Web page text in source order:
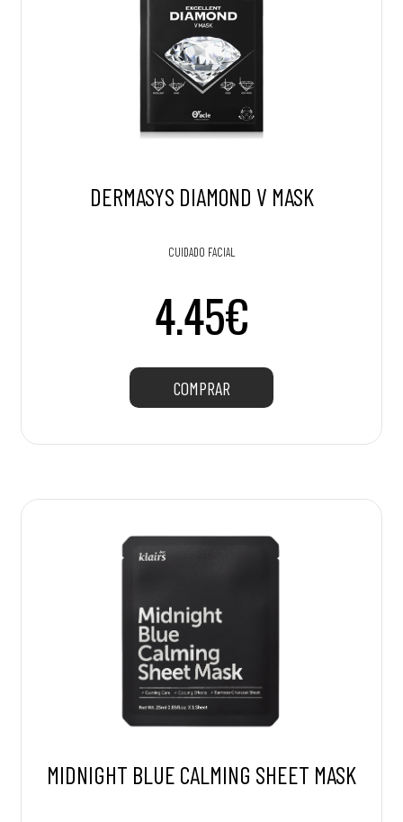
DERMASYS DIAMOND V MASK
CUIDADO FACIAL
4.45€
COMPRAR
MIDNIGHT BLUE CALMING SHEET MASK